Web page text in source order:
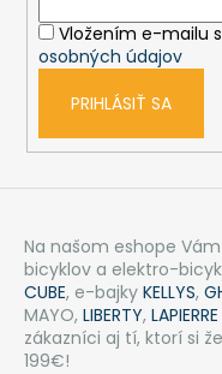
Vložením e-mailu
osobných údajov
PRIHLÁSIŤ SA
Na našom eshope
bicyklov a elektro-
CUBE, e-bajky KELLYS,
MAYO, LIBERTY, LAPIERRE
zákazníci aj tí, ktorí si
199€!